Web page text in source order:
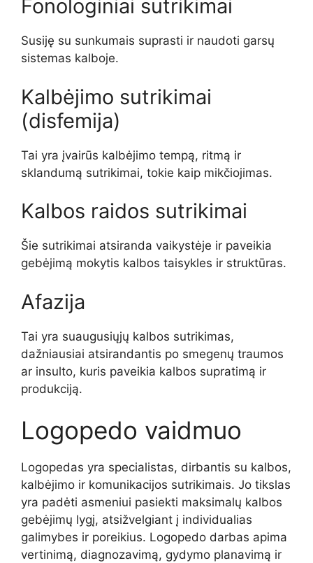
Fonologiniai sutrikimai
Susiję su sunkumais suprasti ir naudoti garsų
sistemas kalboje.
Kalbėjimo sutrikimai
(disfemija)
Tai yra įvairūs kalbėjimo tempą, ritmą ir
sklandumą sutrikimai, tokie kaip mikčiojimas.
Kalbos raidos sutrikimai
Šie sutrikimai atsiranda vaikystėje ir paveikia
gebėjimą mokytis kalbos taisykles ir struktūras.
Afazija
Tai yra suaugusiųjų kalbos sutrikimas,
dažniausiai atsirandantis po smegenų traumos
ar insulto, kuris paveikia kalbos supratimą ir
produkciją.
Logopedo vaidmuo
Logopedas yra specialistas, dirbantis su kalbos,
kalbėjimo ir komunikacijos sutrikimais. Jo tikslas
yra padėti asmeniui pasiekti maksimalų kalbos
gebėjimų lygį, atsižvelgiant į individualias
galimybes ir poreikius. Logopedo darbas apima
vertinimą, diagnozavimą, gydymo planavimą ir